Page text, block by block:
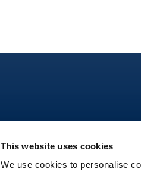
This website uses cookies
We use cookies to personalise